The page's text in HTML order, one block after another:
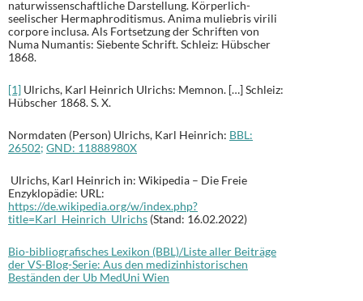
naturwissenschaftliche Darstellung. Körperlich-
seelischer Hermaphroditismus. Anima muliebris virili
corpore inclusa. Als Fortsetzung der Schriften von
Numa Numantis: Siebente Schrift. Schleiz: Hübscher
1868.
[1] Ulrichs, Karl Heinrich Ulrichs: Memnon. […] Schleiz:
Hübscher 1868. S. X.
Normdaten (Person) Ulrichs, Karl Heinrich: BBL:
26502; GND: 11888980X
Ulrichs, Karl Heinrich in: Wikipedia – Die Freie
Enzyklopädie: URL:
https://de.wikipedia.org/w/index.php?
title=Karl_Heinrich_Ulrichs (Stand: 16.02.2022)
Bio-bibliografisches Lexikon (BBL)/Liste aller Beiträge
der VS-Blog-Serie: Aus den medizinhistorischen
Beständen der Ub MedUni Wien